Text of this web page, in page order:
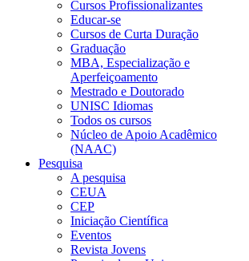
Cursos Profissionalizantes
Educar-se
Cursos de Curta Duração
Graduação
MBA, Especialização e
Aperfeiçoamento
Mestrado e Doutorado
UNISC Idiomas
Todos os cursos
Núcleo de Apoio Acadêmico
(NAAC)
Pesquisa
A pesquisa
CEUA
CEP
Iniciação Científica
Eventos
Revista Jovens